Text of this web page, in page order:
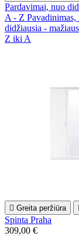
Pardavimai, nuo
A - Z Pavadinimas,
didžiausia -
Z iki A
 Greita peržiūra
Spinta Praha
309,00 €